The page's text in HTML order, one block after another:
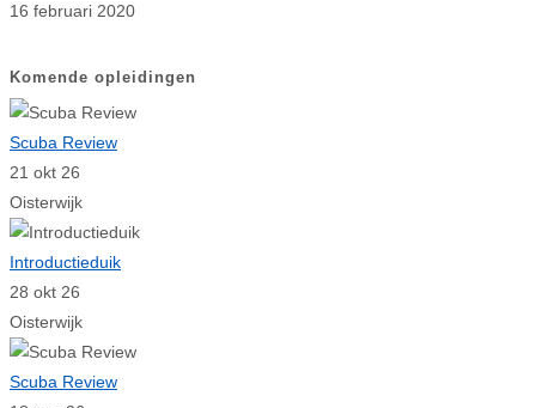
16 februari 2020
Komende opleidingen
Scuba Review
21 okt 26
Oisterwijk
Introductieduik
28 okt 26
Oisterwijk
Scuba Review